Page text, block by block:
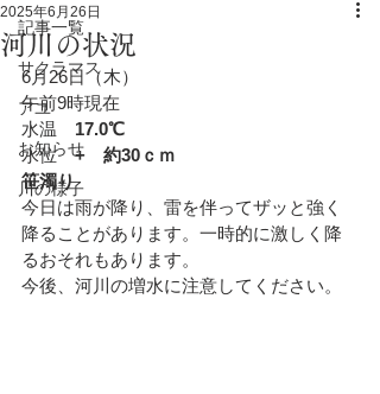
記事一覧
サクラマス
アユ
お知らせ
川の様子
河川の状況
2025年6月26日
6月26日（木）
午前9時現在
水温 17.0℃
水位 +　約30ｃｍ
笹濁り
今日は雨が降り、雷を伴ってザッと強く
降ることがあります。一時的に激しく降
るおそれもあります。
今後、河川の増水に注意してください。